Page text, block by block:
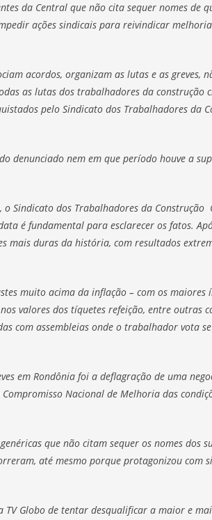
da Central que não cita sequer nomes de
ações sindicais para reivindicar
acordos, organizam as lutas e as greves,
as lutas dos trabalhadores da construção
pelo Sindicato dos Trabalhadores da
denunciado nem em que período houve a
o Sindicato dos Trabalhadores da
é fundamental para esclarecer os fatos.
mais duras da história, com resultados
muito acima da inflação – com os maiores
valores dos tíquetes refeição, entre outras
com assembleias onde o trabalhador vota
em Rondônia foi a deflagração de uma
Nacional de Melhoria das
que não citam sequer os nomes dos
até mesmo porque protagonizou com
TV Globo de tentar desqualificar a maior e